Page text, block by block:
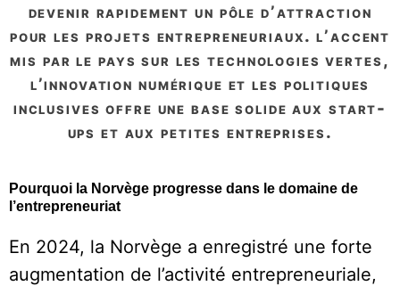
devenir rapidement un pôle d’attraction
pour les projets entrepreneuriaux. l’accent
mis par le pays sur les technologies vertes,
l’innovation numérique et les politiques
inclusives offre une base solide aux start-
ups et aux petites entreprises.
Pourquoi la Norvège progresse dans le domaine de
l’entrepreneuriat
En 2024, la Norvège a enregistré une forte
augmentation de l’activité entrepreneuriale,